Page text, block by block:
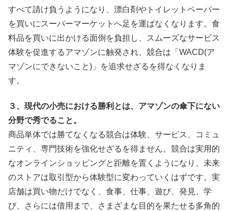
すべて請け負うようになり、漂白剤やトイレットペーパー
を買いにスーパーマーケットへ足を運ばなくなります。食
料品を買いに出かける面倒を負担し、スムーズなサービス
体験を促進するアマゾンに触発され、競合は「WACD(ア
マゾンにできないこと)」を追求せざるを得なくなりま
す。
３、現代の小売における勝利とは、アマゾンの傘下にない
分野で秀でること。
商品単体では勝てなくなる競合は体験、サービス、コミュ
ニティ、専門技術を強化せざるを得ません。競合は実用的
なオンラインショッピングと距離を置くようになり、未来
のストアは取引型から体験型に変わっていくはずです。実
店舗は買い物だけでなく、食事、仕事、遊び、発見、学
び、さらには借用まで、さまざまな目的を果たせる多角的